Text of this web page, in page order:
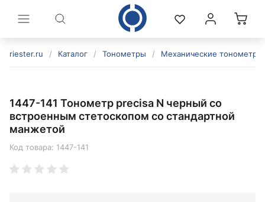
riester.ru / Каталог / Тонометры / Механические тонометры
1447-141 Тонометр precisa N черный со
встроенным стетоскопом со стандартной
манжетой
Код товара: 1447-141